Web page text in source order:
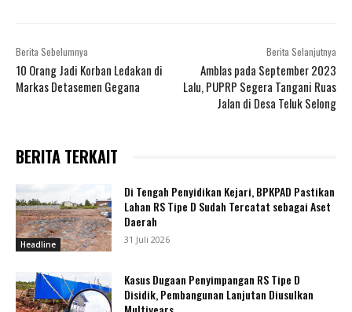
Berita Sebelumnya
10 Orang Jadi Korban Ledakan di
Markas Detasemen Gegana
Berita Selanjutnya
Amblas pada September 2023
Lalu, PUPRP Segera Tangani Ruas
Jalan di Desa Teluk Selong
BERITA TERKAIT
Headline
Di Tengah Penyidikan Kejari, BPKPAD Pastikan
Lahan RS Tipe D Sudah Tercatat sebagai Aset
Daerah
31 Juli 2026
Kasus Dugaan Penyimpangan RS Tipe D
Disidik, Pembangunan Lanjutan Diusulkan